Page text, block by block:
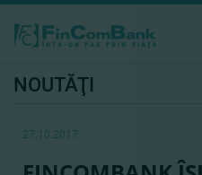
NOUTĂŢI
27.10.2017